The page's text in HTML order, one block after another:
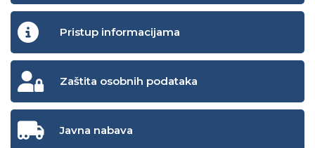
Pristup informacijama
Zaštita osobnih podataka
Javna nabava